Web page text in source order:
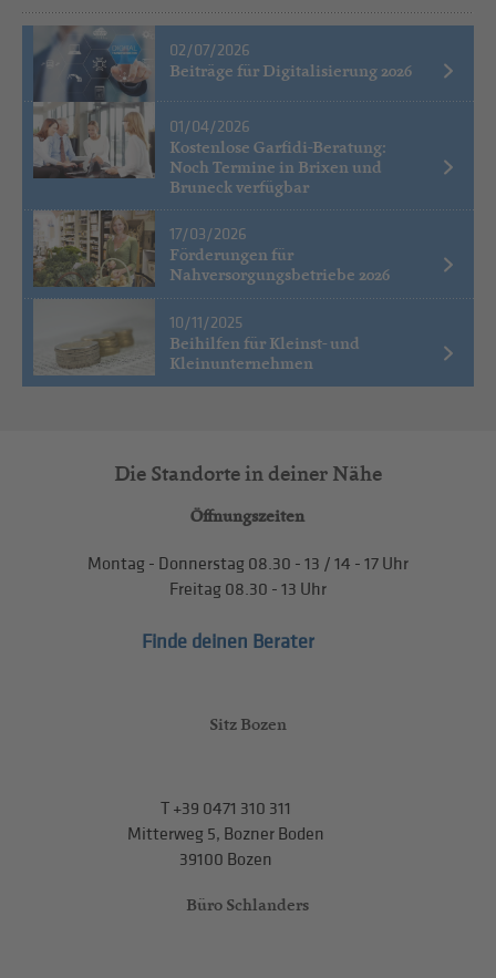
02/07/2026
Beiträge für Digitalisierung 2026
01/04/2026
Kostenlose Garfidi-Beratung:
Noch Termine in Brixen und
Bruneck verfügbar
17/03/2026
Förderungen für
Nahversorgungsbetriebe 2026
10/11/2025
Beihilfen für Kleinst- und
Kleinunternehmen
Die Standorte in deiner Nähe
Öffnungszeiten
Montag - Donnerstag 08.30 - 13 / 14 - 17 Uhr
Freitag 08.30 - 13 Uhr
Finde deinen Berater
Sitz Bozen
T+39 0471 310 311
Mitterweg 5, Bozner Boden
39100 Bozen
Büro Schlanders